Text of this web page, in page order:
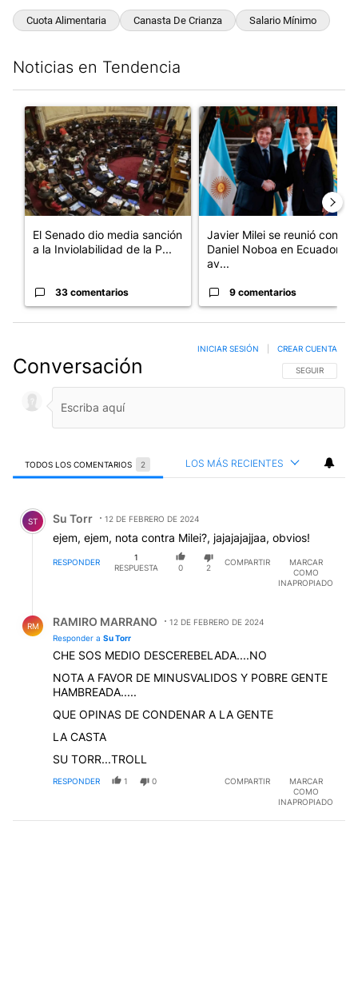
Cuota Alimentaria Canasta De Crianza Salario Mínimo
Noticias en Tendencia
Un artículo de tendencia con el título "El Senado dio media
El Senado dio media sanción
a la Inviolabilidad de la P...
33 comentarios
Un artículo de tendencia con
Javier Milei se reunió con
Daniel Noboa en Ecuador y
av...
9 comentarios
Conversación SIGA ESTA
SEGUIR
INICIAR SESIÓN CREAR CUENTA
TODOS LOS COMENTARIOS 2 LOS MÁS RECIENTES
Comentario de Su Torr.
ST Su Torr 12 DE FEBRERO DE 2024
ejem, ejem, nota contra Milei?, jajajajajjaa, obvios!
RESPONDER
1
RESPUESTA
0 2
COMPARTIR
MARCAR
COMO
INAPROPIADO
RM RAMIRO MARRANO
12 DE FEBRERO DE 2024
Responder a Su Torr
CHE SOS MEDIO DESCEREBELADA....NO
NOTA A FAVOR DE MINUSVALIDOS Y POBRE GENTE
HAMBREADA.....
QUE OPINAS DE CONDENAR A LA GENTE
LA CASTA
SU TORR...TROLL
RESPONDER 1 0 COMPARTIR
MARCAR
COMO
INAPROPIADO